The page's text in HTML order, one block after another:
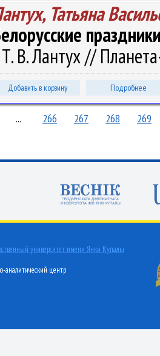
Татьяна
В. Лантух //
Добавить в корзину Подробнее
... 266 267 268 269
университет имени Янки Купалы
аналитический центр